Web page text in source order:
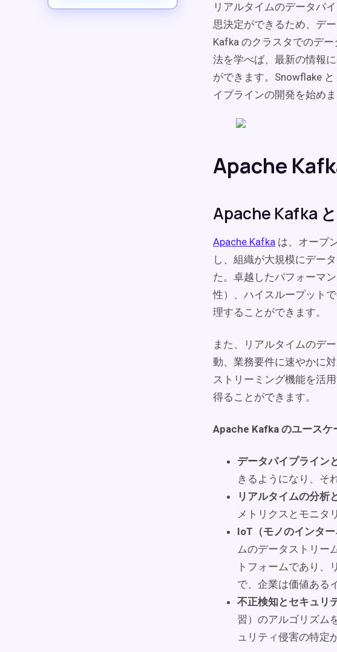
リアルタイムのデータパ
思決定ができるため、デ
Kafka のクラスタでのデ
法を学べば、最新の情報
ができます。Snowflake
イプラインの開発を始めま
Apache
Apache Kafka
Apache Kafka は、オープ
し、組織が大規模にデー
た。卓越したパフォーマ
性）、ハイスループット
理することができます。
また、リアルタイムのデ
動、業務要件に速やかに
ストリーミング機能を活
得ることができます。
Apache Kafka のユースケ
データパイプライン
きるようになり、そ
リアルタイムの分析
メトリクスとモニタ
IoT（モノのインタ
ムのデータストリー
トフォームであり、
で、企業は価値ある
不正検知とセキュリ
習）のアルゴリズム
ュリティ侵害の特定